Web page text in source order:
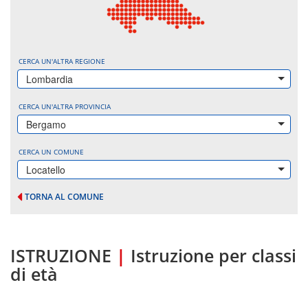
CERCA UN'ALTRA REGIONE
Lombardia
CERCA UN'ALTRA PROVINCIA
Bergamo
CERCA UN COMUNE
Locatello
TORNA AL COMUNE
ISTRUZIONE | Istruzione per classi
di età